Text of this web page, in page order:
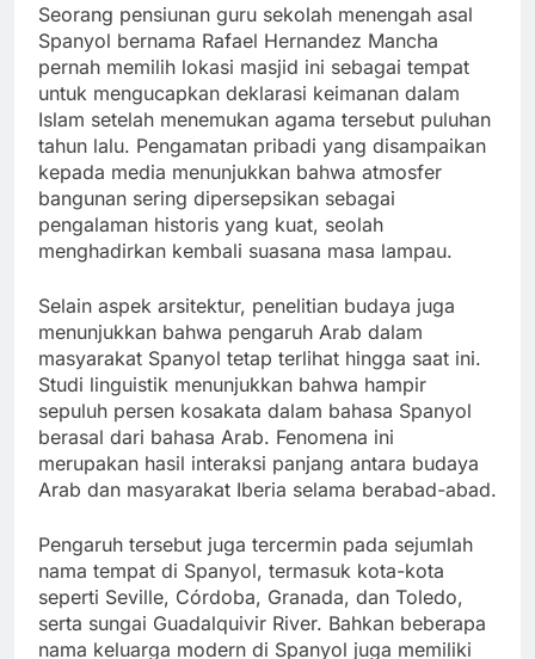
Seorang pensiunan guru sekolah menengah asal
Spanyol bernama Rafael Hernandez Mancha
pernah memilih lokasi masjid ini sebagai tempat
untuk mengucapkan deklarasi keimanan dalam
Islam setelah menemukan agama tersebut puluhan
tahun lalu. Pengamatan pribadi yang disampaikan
kepada media menunjukkan bahwa atmosfer
bangunan sering dipersepsikan sebagai
pengalaman historis yang kuat, seolah
menghadirkan kembali suasana masa lampau.
Selain aspek arsitektur, penelitian budaya juga
menunjukkan bahwa pengaruh Arab dalam
masyarakat Spanyol tetap terlihat hingga saat ini.
Studi linguistik menunjukkan bahwa hampir
sepuluh persen kosakata dalam bahasa Spanyol
berasal dari bahasa Arab. Fenomena ini
merupakan hasil interaksi panjang antara budaya
Arab dan masyarakat Iberia selama berabad-abad.
Pengaruh tersebut juga tercermin pada sejumlah
nama tempat di Spanyol, termasuk kota-kota
seperti Seville, Córdoba, Granada, dan Toledo,
serta sungai Guadalquivir River. Bahkan beberapa
nama keluarga modern di Spanyol juga memiliki